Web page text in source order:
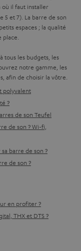
où il faut installer
5 et 7). La barre de son
espaces ; la qualité
tous les budgets, les
notre gamme, les
afin de choisir la vôtre.
polyvalent
?
de son Teufel
de son ? Wi-fi,
barre de son ?
de son ?
en profiter ?
THX et DTS ?
polyvalent